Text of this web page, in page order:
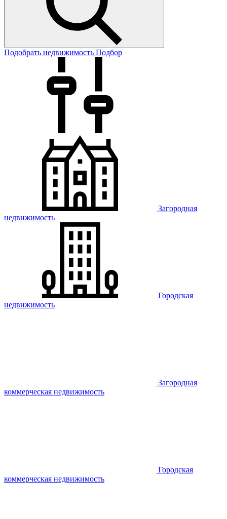
Подобрать недвижимость Подбор
Загородная
недвижимость
Городская
недвижимость
Загородная
коммерческая недвижимость
Городская
коммерческая недвижимость